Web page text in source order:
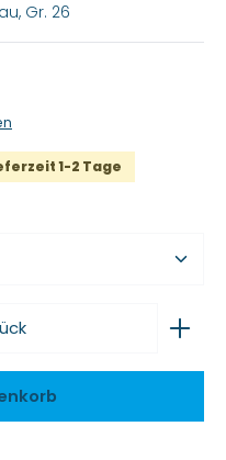
Gr. 26
1-2 Tage
gewünschten Wert